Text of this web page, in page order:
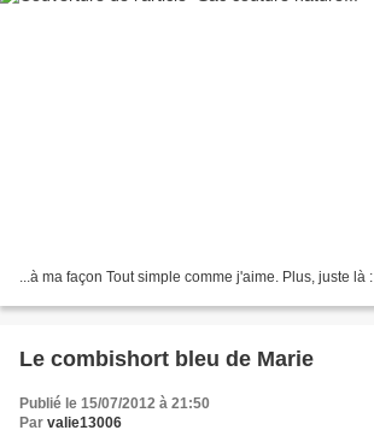
...à ma façon Tout simple comme j'aime. Plus, juste là :
Le combishort bleu de Marie
Publié le 15/07/2012 à 21:50
Par valie13006